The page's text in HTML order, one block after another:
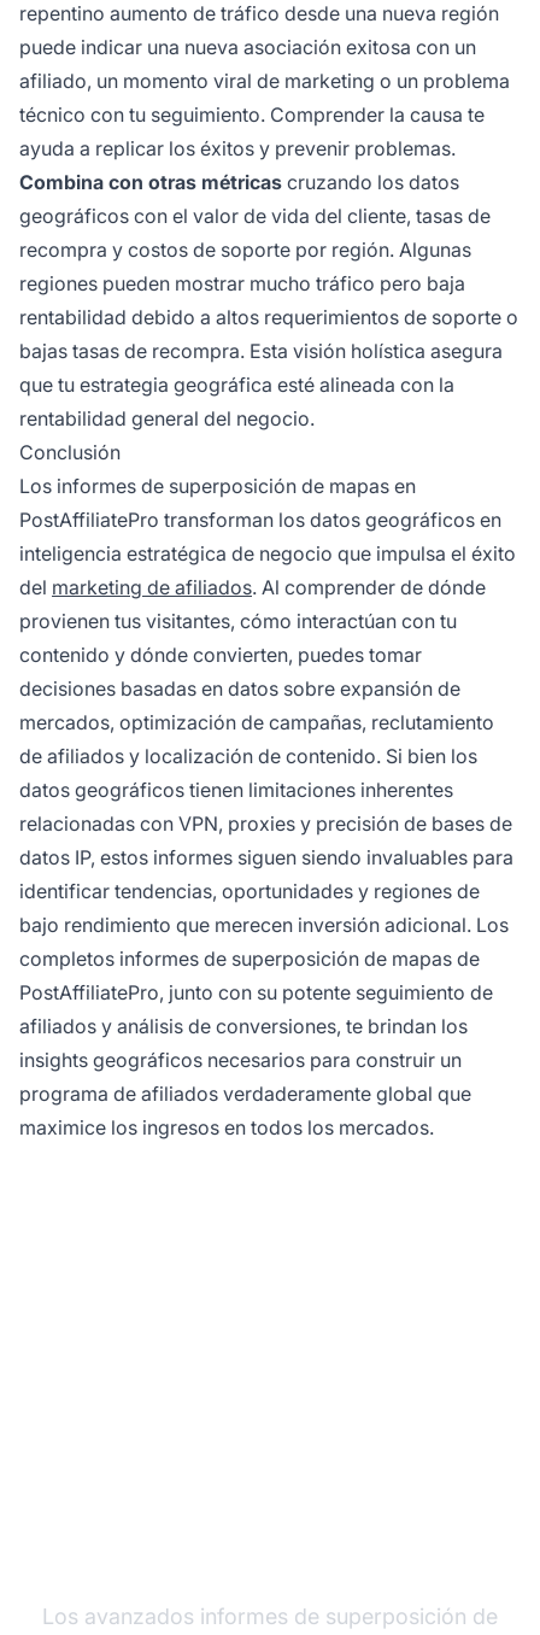
repentino aumento de tráfico desde una nueva región
puede indicar una nueva asociación exitosa con un
afiliado, un momento viral de marketing o un problema
técnico con tu seguimiento. Comprender la causa te
ayuda a replicar los éxitos y prevenir problemas.
Combina con otras métricas cruzando los datos
geográficos con el valor de vida del cliente, tasas de
recompra y costos de soporte por región. Algunas
regiones pueden mostrar mucho tráfico pero baja
rentabilidad debido a altos requerimientos de soporte o
bajas tasas de recompra. Esta visión holística asegura
que tu estrategia geográfica esté alineada con la
rentabilidad general del negocio.
Conclusión
Los informes de superposición de mapas en
PostAffiliatePro transforman los datos geográficos en
inteligencia estratégica de negocio que impulsa el éxito
del marketing de afiliados. Al comprender de dónde
provienen tus visitantes, cómo interactúan con tu
contenido y dónde convierten, puedes tomar
decisiones basadas en datos sobre expansión de
mercados, optimización de campañas, reclutamiento
de afiliados y localización de contenido. Si bien los
datos geográficos tienen limitaciones inherentes
relacionadas con VPN, proxies y precisión de bases de
datos IP, estos informes siguen siendo invaluables para
identificar tendencias, oportunidades y regiones de
bajo rendimiento que merecen inversión adicional. Los
completos informes de superposición de mapas de
PostAffiliatePro, junto con su potente seguimiento de
afiliados y análisis de conversiones, te brindan los
insights geográficos necesarios para construir un
programa de afiliados verdaderamente global que
maximice los ingresos en todos los mercados.
Los avanzados informes de superposición de